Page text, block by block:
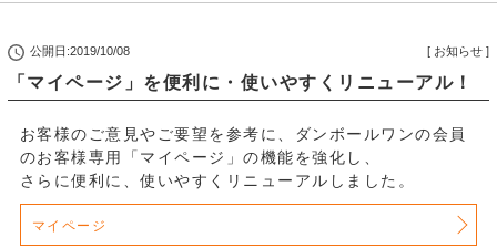
公開日:2019/10/08 [ お知らせ ]
「マイページ」を便利に・使いやすくリニューアル！
お客様のご意見やご要望を参考に、ダンボールワンの会員
のお客様専用「マイページ」の機能を強化し、
さらに便利に、使いやすくリニューアルしました。
マイページ